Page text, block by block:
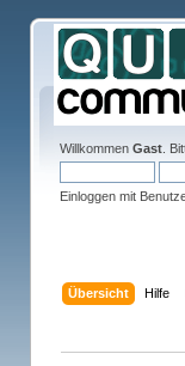
Willkommen Gast.
Einloggen mit
Übersicht Hilfe